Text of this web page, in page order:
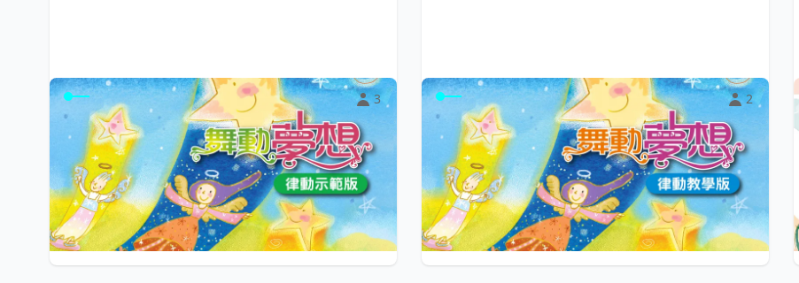
3
〈舞動夢想〉律動示範版
讓孩子的學習從唱唱跳跳開始。《舞動夢想》律動歌曲，
內容涵蓋生命教育裡人與環境、人與生命兩大...
小陽光e學園 $0
2
〈舞動夢想〉律動教學版
讓孩子的學習從唱唱跳跳開始。《舞動夢想》律動歌曲，
內容涵蓋生命教育裡人與環境、人與生命兩大...
小陽光e學園 $99